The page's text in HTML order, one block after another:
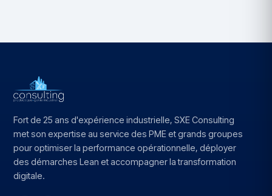
Fort de 25 ans d'expérience industrielle, SXE Consulting
met son expertise au service des PME et grands groupes
pour optimiser la performance opérationnelle, déployer
des démarches Lean et accompagner la transformation
digitale.